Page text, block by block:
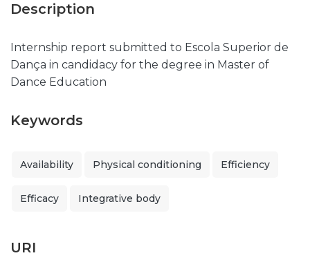
Description
Internship report submitted to Escola Superior de
Dança in candidacy for the degree in Master of
Dance Education
Keywords
Availability Physical conditioning Efficiency
Efficacy Integrative body
URI